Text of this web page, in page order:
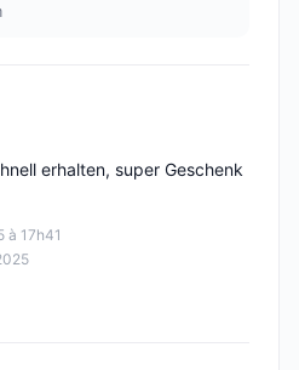
à 17h41
erhalten, super Geschenk